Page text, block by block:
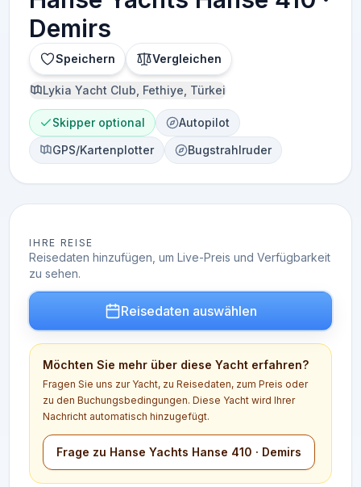
Demirs
Speichern Vergleichen
Lykia Yacht Club, Fethiye, Türkei
Skipper optional
Autopilot
GPS/Kartenplotter
Bugstrahlruder
IHRE REISE
Reisedaten hinzufügen, um Live-Preis und Verfügbarkeit
zu sehen.
Reisedaten auswählen
Möchten Sie mehr über diese Yacht erfahren?
Fragen Sie uns zur Yacht, zu Reisedaten, zum Preis oder
zu den Buchungsbedingungen. Diese Yacht wird Ihrer
Nachricht automatisch hinzugefügt.
Frage zu Hanse Yachts Hanse 410 · Demirs